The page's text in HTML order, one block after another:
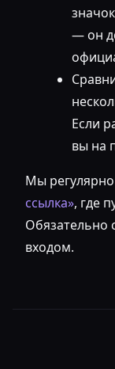
— он
Если
вы на
Мы
ссылка», где
Обязательно
входом.